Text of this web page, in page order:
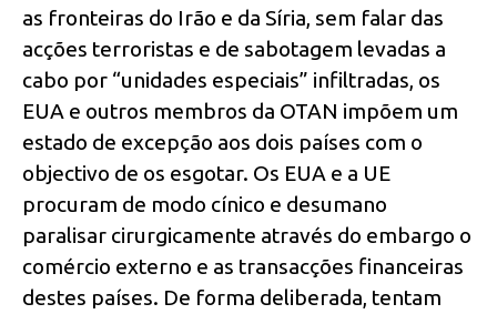
as fronteiras do Irão e da Síria, sem falar das
acções terroristas e de sabotagem levadas a
cabo por “unidades especiais” infiltradas, os
EUA e outros membros da OTAN impõem um
estado de excepção aos dois países com o
objectivo de os esgotar. Os EUA e a UE
procuram de modo cínico e desumano
paralisar cirurgicamente através do embargo o
comércio externo e as transacções financeiras
destes países. De forma deliberada, tentam